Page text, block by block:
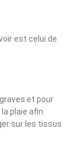
est celui de
et pour
plaie afin
sur les tissus